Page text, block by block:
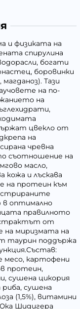
и физиката на
спирулина
богати
боровинки
Тази
на по-
на
цвекло от
на
чревна
съотношение на
масло,
кожа и лъскава
на протеин към
в оптимално
правилното
от
на миризмата на
таурин поддържа
месо, картофени
протеин,
сушена цикория
риба, сушена
(1,5%), витамини
Шидигера